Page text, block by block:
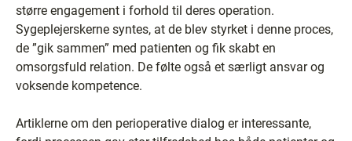
større engagement i forhold til deres operation.
Sygeplejerskerne syntes, at de blev styrket i denne proces,
de ”gik sammen” med patienten og fik skabt en
omsorgsfuld relation. De følte også et særligt ansvar og
voksende kompetence.
Artiklerne om den perioperative dialog er interessante,